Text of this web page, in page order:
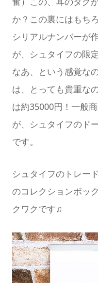
か？この裏にはもち
シリアルナンバーが
が、シュタイフの限
なあ、という感覚な
は、とっても貴重な
は約35000円！一般
が、シュタイフのド
です。
シュタイフのトレー
のコレクションボッ
クワクです♫